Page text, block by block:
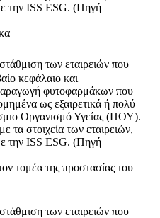
την ISS ESG. (Πηγή
των εταιρειών που
κεφάλαιο και
φυτοφαρμάκων που
ως εξαιρετικά ή πολύ
Οργανισμό Υγείας (ΠΟΥ).
τα στοιχεία των εταιρειών,
την ISS ESG. (Πηγή
τομέα της προστασίας του
των εταιρειών που